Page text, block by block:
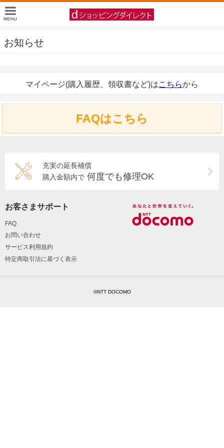
お知らせ
マイページ(購入履歴、領収書など)はこちらから
FAQはこちら
充実の延長補償
購入金額内で 何度でも修理OK
お客さまサポート
FAQ
お問い合わせ
サービス利用規約
特定商取引法に基づく表示
©NTT DOCOMO